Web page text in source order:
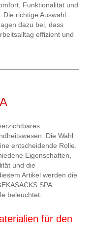
Funktionalität und
Die richtige Auswahl
dazu bei, dass
effizient und
Die Wahl
entscheidende Rolle.
Eigenschaften,
und die
Artikel werden die
SPA
beleuchtet.
für den